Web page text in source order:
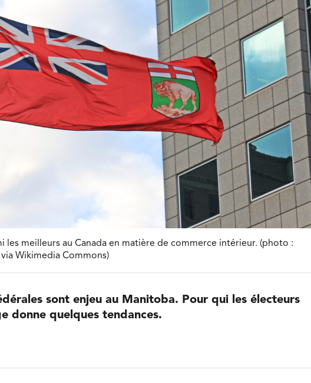
les meilleurs au Canada en matière de commerce intérieur. (photo :
Wikimedia Commons)
sont enjeu au Manitoba. Pour qui les électeurs
donne quelques tendances.